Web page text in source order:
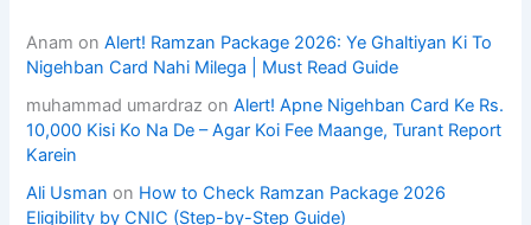
Anam onAlert! Ramzan Package 2026: Ye Ghaltiyan Ki To
Nigehban Card Nahi Milega | Must Read Guide
muhammad umardraz onAlert! Apne Nigehban Card Ke Rs.
10,000 Kisi Ko Na De – Agar Koi Fee Maange, Turant Report
Karein
Ali Usman on How to Check Ramzan Package 2026
Eligibility by CNIC (Step-by-Step Guide)